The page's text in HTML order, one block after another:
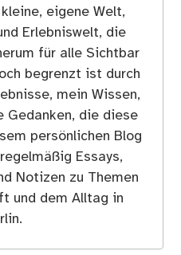
eigene Welt,
Erlebniswelt, die
für alle Sichtbar
begrenzt ist durch
mein Wissen,
Gedanken, die diese
persönlichen Blog
Essays,
Notizen zu Themen
und dem Alltag in